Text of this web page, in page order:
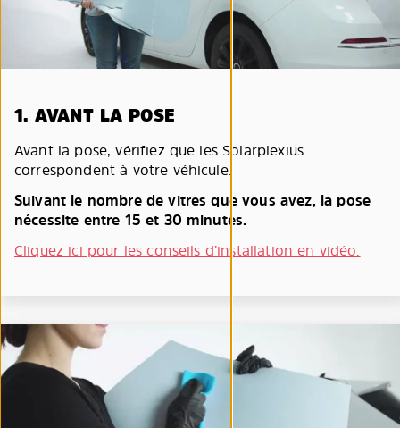
1. AVANT LA POSE
Avant la pose, vérifiez que les Solarplexius
correspondent à votre véhicule.
Suivant le nombre de vitres que vous avez, la pose
nécessite entre 15 et 30 minutes.
Cliquez ici pour les conseils d’installation en vidéo.